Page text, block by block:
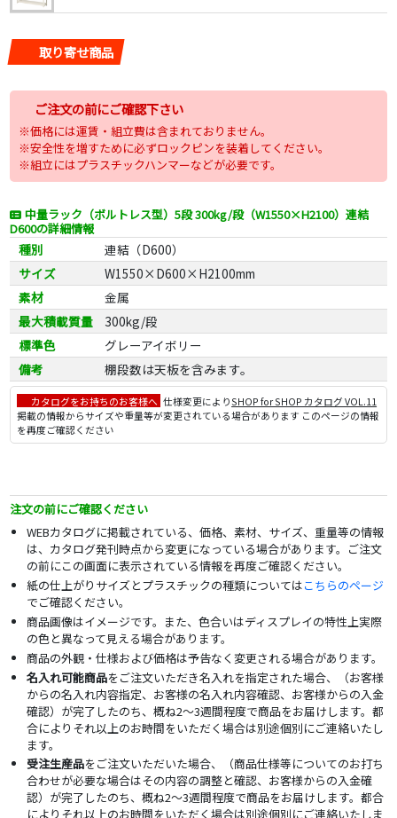
取り寄せ商品
ご注文の前にご確認下さい
※価格には運賃・組立費は含まれておりません。
※安全性を増すために必ずロックピンを装着してください。
※組立にはプラスチックハンマーなどが必要です。
中量ラック（ボルトレス型）5段 300kg/段（W1550×H2100）連結
D600の詳細情報
種別
連結（D600）
サイズ
W1550×D600×H2100mm
素材
金属
最大積載質量
300kg/段
標準色
グレーアイボリー
備考
棚段数は天板を含みます。
カタログをお持ちのお客様へ 仕様変更によりSHOP for SHOP カタログ VOL.11
掲載の情報からサイズや重量等が変更されている場合があります このページの情報
を再度ご確認ください
注文の前にご確認ください
WEBカタログに掲載されている、価格、素材、サイズ、重量等の情報
は、カタログ発刊時点から変更になっている場合があります。ご注文
の前にこの画面に表示されている情報を再度ご確認ください。
紙の仕上がりサイズとプラスチックの種類についてはこちらのページ
でご確認ください。
商品画像はイメージです。また、色合いはディスプレイの特性上実際
の色と異なって見える場合があります。
商品の外観・仕様および価格は予告なく変更される場合があります。
名入れ可能商品をご注文いただき名入れを指定された場合、（お客様
からの名入れ内容指定、お客様の名入れ内容確認、お客様からの入金
確認）が完了したのち、概ね2～3週間程度で商品をお届けします。都
合によりそれ以上のお時間をいただく場合は別途個別にご連絡いたし
ます。
受注生産品をご注文いただいた場合、（商品仕様等についてのお打ち
合わせが必要な場合はその内容の調整と確認、お客様からの入金確
認）が完了したのち、概ね2～3週間程度で商品をお届けします。都合
によりそれ以上のお時間をいただく場合は別途個別にご連絡いたしま